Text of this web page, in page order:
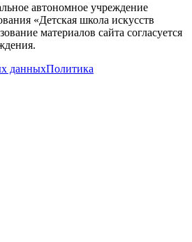
автономное учреждение
«Детская школа искусств
материалов сайта согласуется
данныхПолитика